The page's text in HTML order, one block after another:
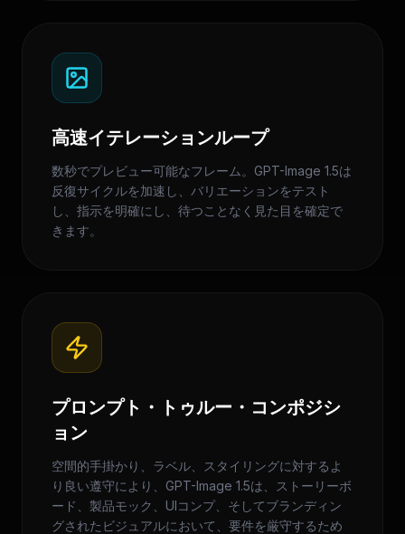
高速イテレーションループ
数秒でプレビュー可能なフレーム。GPT-Image 1.5は
反復サイクルを加速し、バリエーションをテスト
し、指示を明確にし、待つことなく見た目を確定で
きます。
プロンプト・トゥルー・コンポジシ
ョン
空間的手掛かり、ラベル、スタイリングに対するよ
り良い遵守により、GPT-Image 1.5は、ストーリーボ
ード、製品モック、UIコンプ、そしてブランディン
グされたビジュアルにおいて、要件を厳守するため